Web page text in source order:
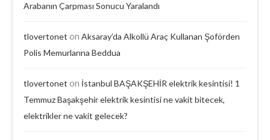
Arabanın Çarpması Sonucu Yaralandı
tlovertonet on Aksaray’da Alkollü Araç Kullanan Şoförden
Polis Memurlarına Beddua
tlovertonet on İstanbul BAŞAKŞEHİR elektrik kesintisi! 1
Temmuz Başakşehir elektrik kesintisi ne vakit bitecek,
elektrikler ne vakit gelecek?